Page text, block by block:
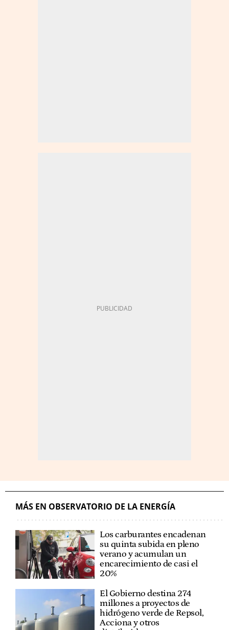
MÁS EN OBSERVATORIO DE LA ENERGÍA
Los carburantes encadenan
su quinta subida en pleno
verano y acumulan un
encarecimiento de casi el
20%
El Gobierno destina 274
millones a proyectos de
hidrógeno verde de Repsol,
Acciona y otros